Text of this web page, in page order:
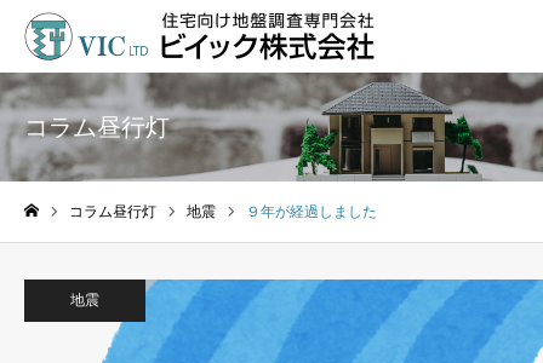
コラム昼行灯
コラム昼行灯 地震 ９年が経過しました
地震